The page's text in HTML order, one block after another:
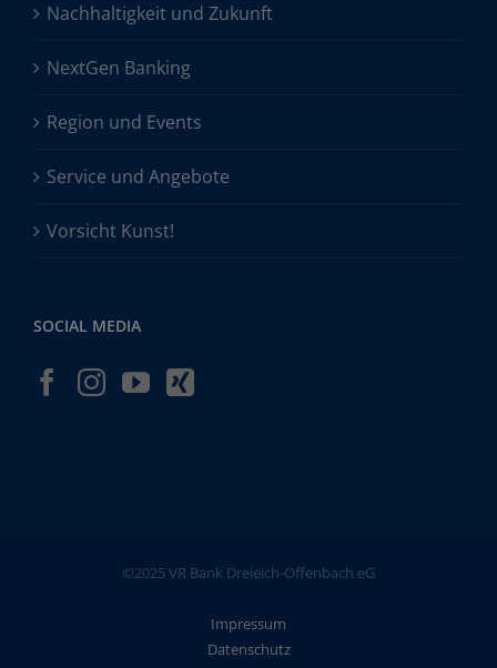
Nachhaltigkeit und Zukunft
NextGen Banking
Region und Events
Service und Angebote
Vorsicht Kunst!
SOCIAL MEDIA
©2025 VR Bank Dreieich-Offenbach eG
Impressum
Datenschutz